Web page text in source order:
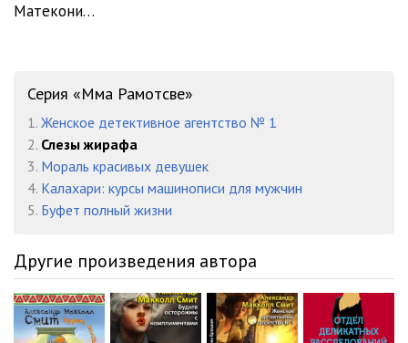
Матекони…
Серия «Мма Рамотсве»
1. Женское детективное агентство № 1
2. Слезы жирафа
3. Мораль красивых девушек
4. Калахари: курсы машинописи для мужчин
5. Буфет полный жизни
Другие произведения автора